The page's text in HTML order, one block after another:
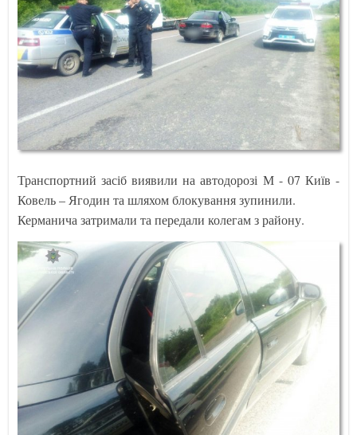
Транспортний засіб виявили на автодорозі М - 07 Київ -
Ковель – Ягодин та шляхом блокування зупинили.
Керманича затримали та передали колегам з району.